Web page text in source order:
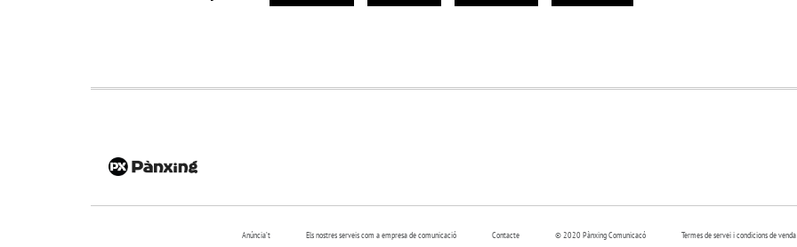
Anúncia’t Els nostres serveis com a empresa de comunicació Contacte © 2020 Pànxing Comunicacó Termes de servei i condicions de venda